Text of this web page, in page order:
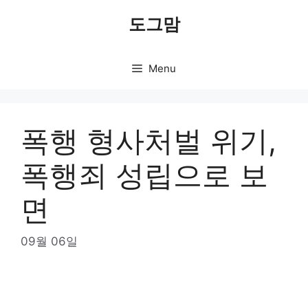
도그맘
Menu
폭행 형사처벌 위기,
폭행죄 성립으로 보
면
09월 06일